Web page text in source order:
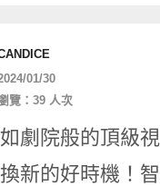
01/30
覽：39 人次
劇院般的頂級
新的好時機！